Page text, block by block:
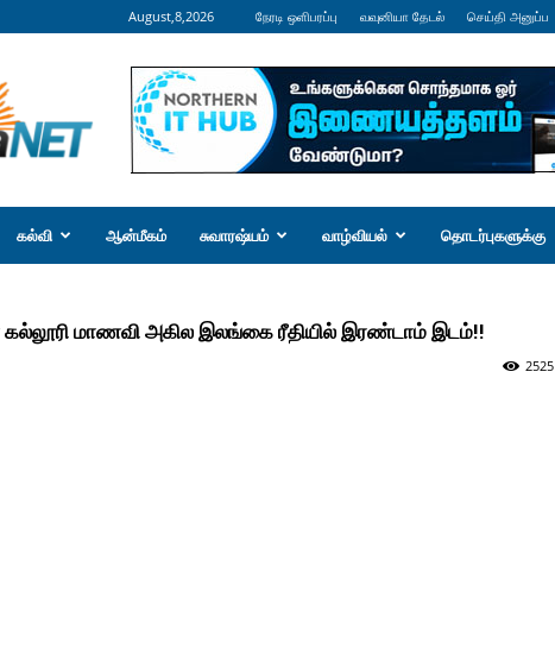
August,8,2026 நேரடி ஒளிபரப்பு வவுனியா தேடல் செய்தி அனுப்ப
கல்வி ஆன்மீகம் சுவாரஷ்யம் வாழ்வியல் தொடர்புகளுக்கு
கல்லூரி மாணவி அகில இலங்கை ரீதியில் இரண்டாம் இடம்!!
2525